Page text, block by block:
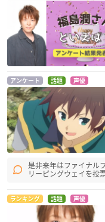
アンケート 話題 声優
是非来年はファイナル
リーピングウェイを投
ランキング 話題 声優